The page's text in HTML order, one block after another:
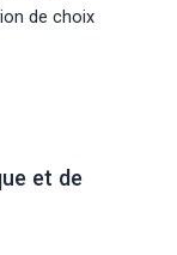
de choix
et de